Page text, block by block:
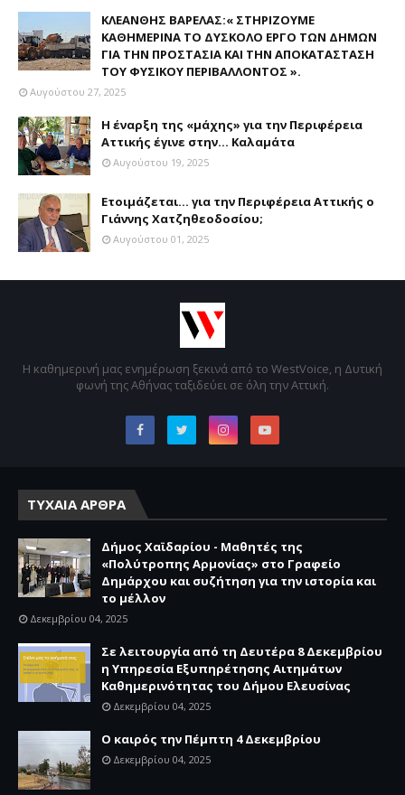
ΚΛΕΑΝΘΗΣ ΒΑΡΕΛΑΣ:« ΣΤΗΡΙΖΟΥΜΕ
ΚΑΘΗΜΕΡΙΝΑ ΤΟ ΔΥΣΚΟΛΟ ΕΡΓΟ ΤΩΝ ΔΗΜΩΝ
ΓΙΑ ΤΗΝ ΠΡΟΣΤΑΣΙΑ ΚΑΙ ΤΗΝ ΑΠΟΚΑΤΑΣΤΑΣΗ
ΤΟΥ ΦΥΣΙΚΟΥ ΠΕΡΙΒΑΛΛΟΝΤΟΣ ».
Αυγούστου 27, 2025
Η έναρξη της «μάχης» για την Περιφέρεια
Αττικής έγινε στην... Καλαμάτα
Αυγούστου 19, 2025
Ετοιμάζεται... για την Περιφέρεια Αττικής ο
Γιάννης Χατζηθεοδοσίου;
Αυγούστου 01, 2025
Η καθημερινή μας ενημέρωση ξεκινά από το WestVoice, η Δυτική
φωνή της Αθήνας ταξιδεύει σε όλη την Αττική.
ΤΥΧΑΙΑ ΑΡΘΡΑ
Δήμος Χαϊδαρίου - Μαθητές της
«Πολύτροπης Αρμονίας» στο Γραφείο
Δημάρχου και συζήτηση για την ιστορία και
το μέλλον
Δεκεμβρίου 04, 2025
Σε λειτουργία από τη Δευτέρα 8 Δεκεμβρίου
η Υπηρεσία Εξυπηρέτησης Αιτημάτων
Καθημερινότητας του Δήμου Ελευσίνας
Δεκεμβρίου 04, 2025
Ο καιρός την Πέμπτη 4 Δεκεμβρίου
Δεκεμβρίου 04, 2025